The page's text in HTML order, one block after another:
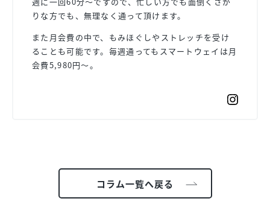
りな方でも、無理なく通って頂けます。
また月会費の中で、もみほぐしやストレッチを受け
ることも可能です。毎週通ってもスマートウェイは月
会費5,980円〜。
コラム一覧へ戻る